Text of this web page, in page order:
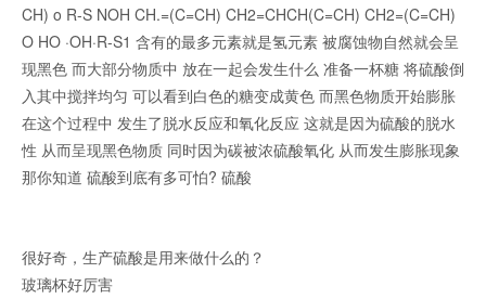
CH) o R-S NOH CH.=(C=CH) CH2=CHCH(C=CH) CH2=(C=CH)
O HO ·OH·R-S1 含有的最多元素就是氢元素 被腐蚀物自然就会呈
现黑色 而大部分物质中 放在一起会发生什么 准备一杯糖 将硫酸倒
入其中搅拌均匀 可以看到白色的糖变成黄色 而黑色物质开始膨胀
在这个过程中 发生了脱水反应和氧化反应 这就是因为硫酸的脱水
性 从而呈现黑色物质 同时因为碳被浓硫酸氧化 从而发生膨胀现象
那你知道 硫酸到底有多可怕? 硫酸
很好奇，生产硫酸是用来做什么的？
玻璃杯好厉害